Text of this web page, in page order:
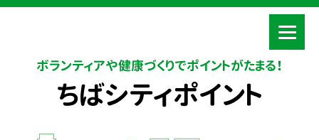
ボランティアや健康づくりでポイントがたまる！
ちばシティポイント